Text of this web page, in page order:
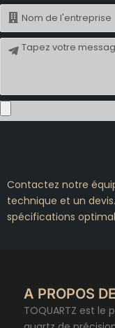
Nom
Message
Contactez notre
technique et un
spécifications
A PROPOS
TOQUARTZ est le